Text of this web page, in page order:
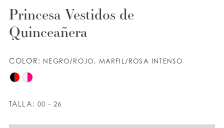
Princesa Vestidos de
Quinceañera
COLOR: NEGRO/ROJO, MARFIL/ROSA INTENSO
TALLA: 00 - 26